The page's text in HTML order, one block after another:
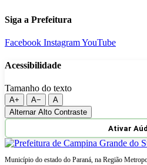
Siga a Prefeitura
Facebook InstagramYouTube
Acessibilidade
Tamanho do texto
A+ A−
A
Alternar Alto Contraste
Ativar
Município do estado do Paraná, na Região